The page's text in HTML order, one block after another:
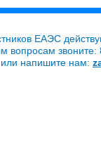
ЕАЭС
вопросам
или напишите нам: